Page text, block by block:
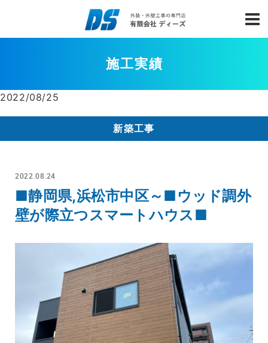
施工実績
2022/08/25
新築工事
2022.08.24
■静岡県,浜松市中区～■ウッド調外
壁が際立つスマートハウス■